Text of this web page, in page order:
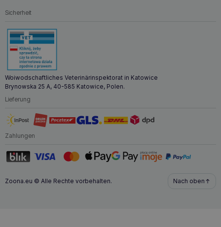
Sicherheit
Woiwodschaftliches Veterinärinspektorat in Katowice
Brynowska 25 A, 40-585 Katowice, Polen.
Lieferung
Zahlungen
Zoona.eu © Alle Rechte vorbehalten. Nach oben